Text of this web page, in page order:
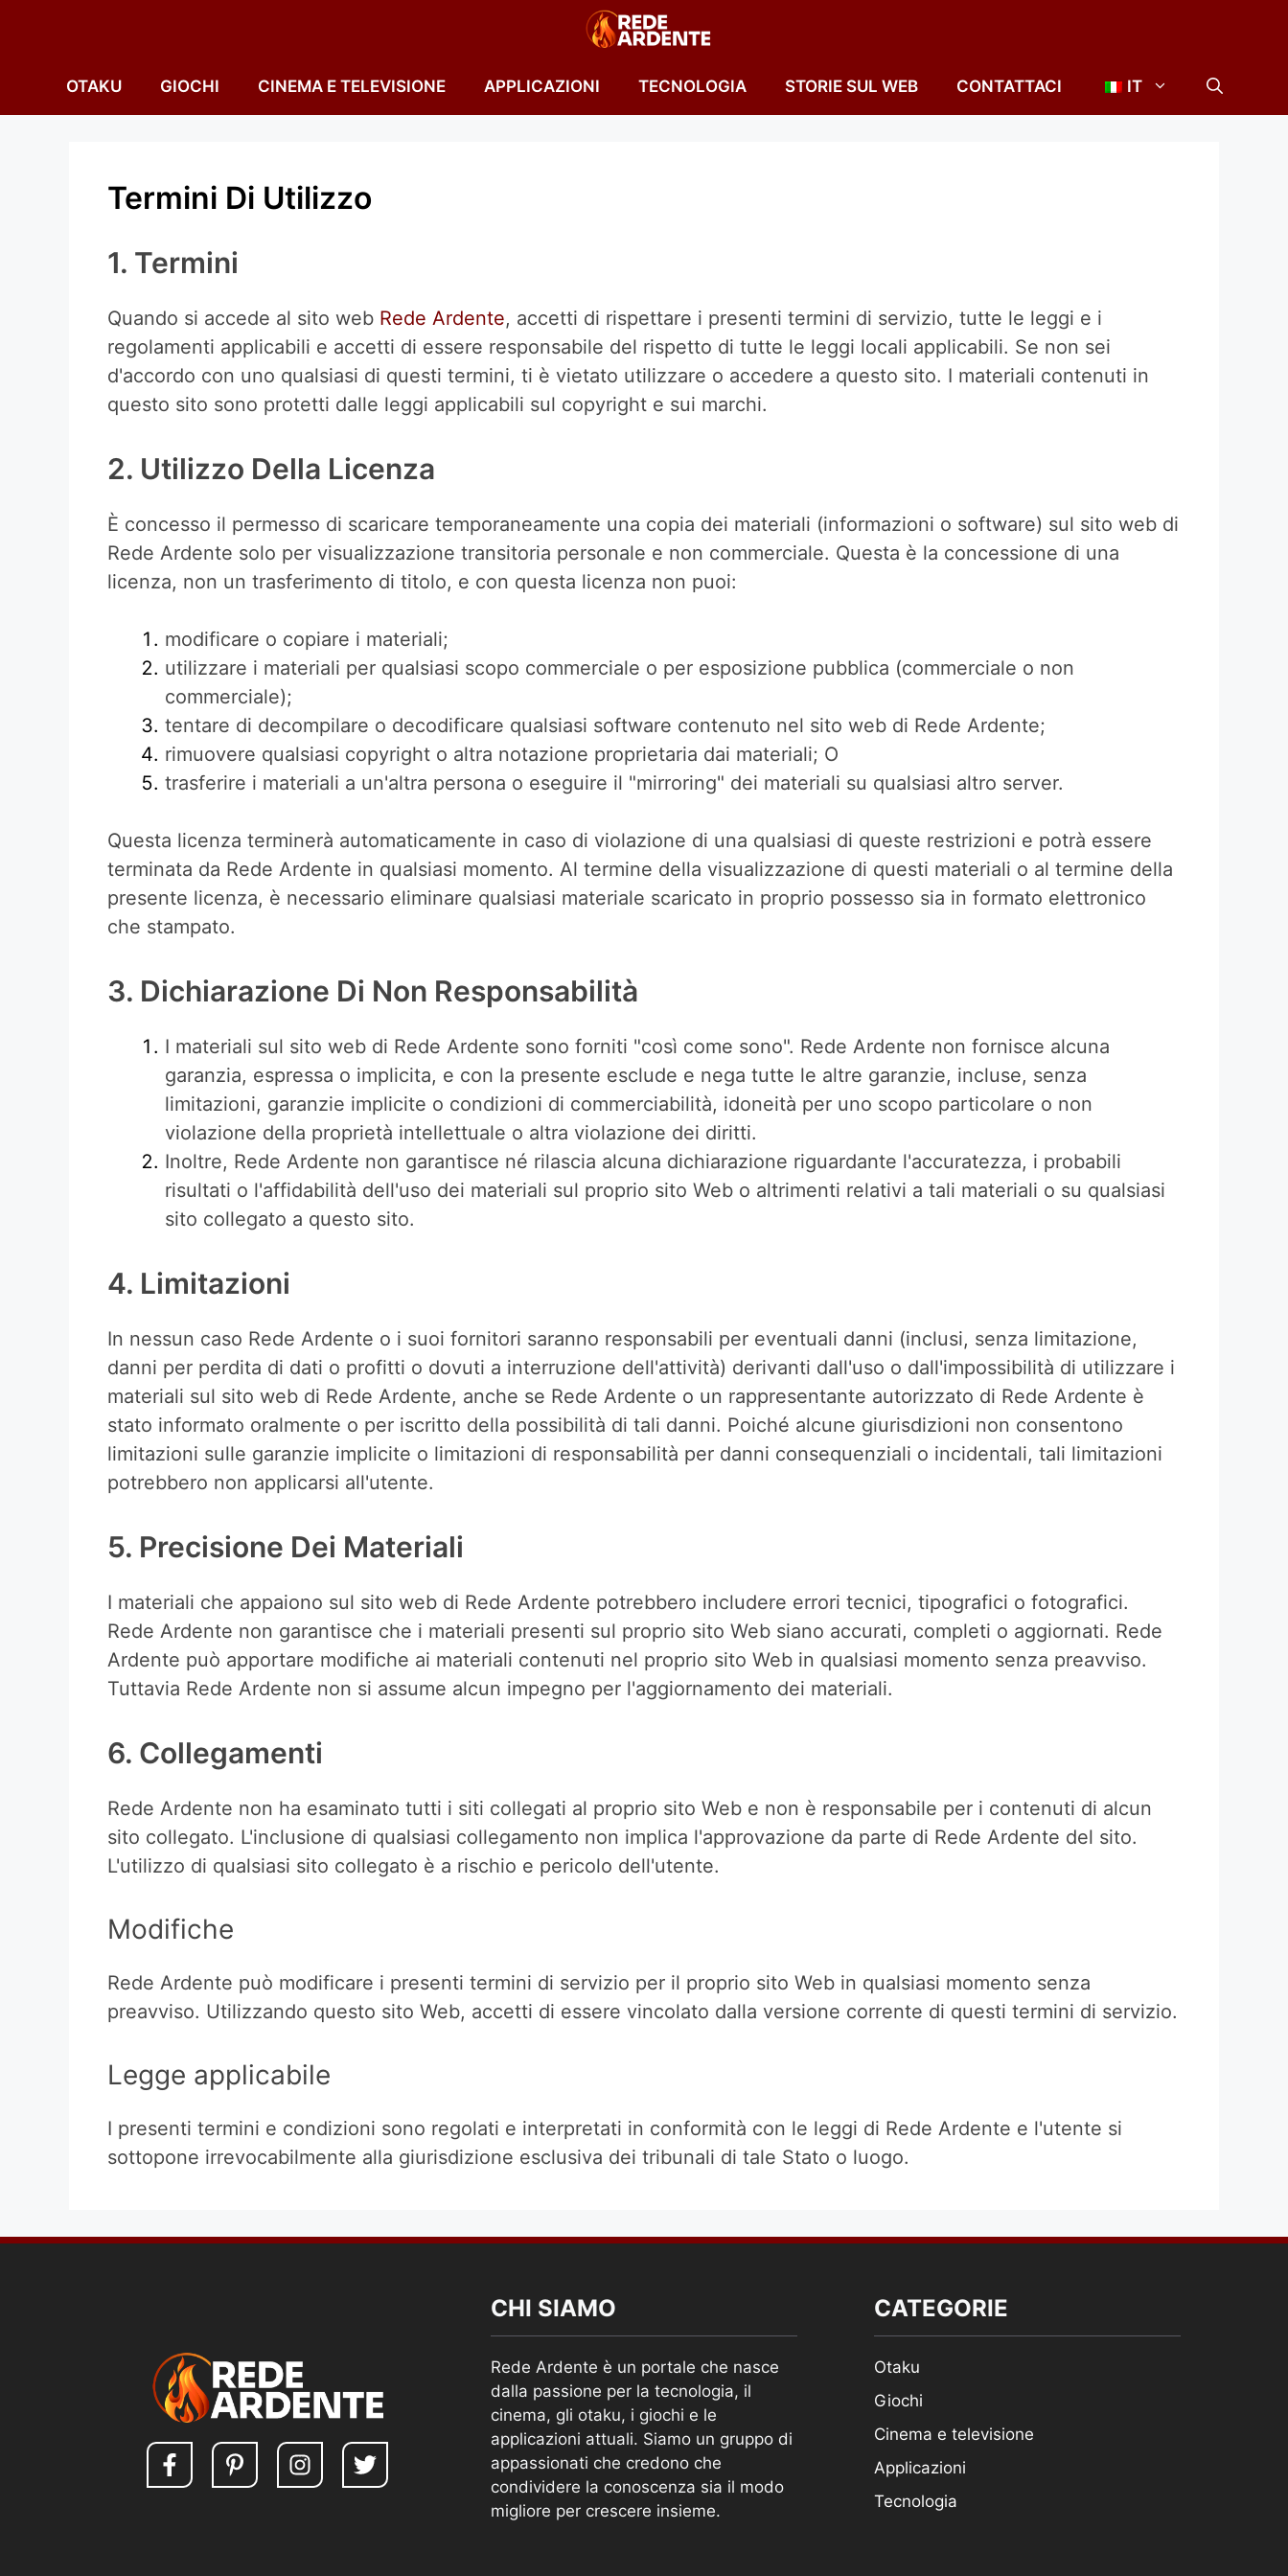
OTAKU GIOCHI CINEMA E TELEVISIONE APPLICAZIONI TECNOLOGIA STORIE SUL WEB CONTATTACI IT
Termini Di Utilizzo
1. Termini
Quando si accede al sito web Rede Ardente, accetti di rispettare i presenti termini di servizio, tutte le leggi e i
regolamenti applicabili e accetti di essere responsabile del rispetto di tutte le leggi locali applicabili. Se non sei
d'accordo con uno qualsiasi di questi termini, ti è vietato utilizzare o accedere a questo sito. I materiali contenuti in
questo sito sono protetti dalle leggi applicabili sul copyright e sui marchi.
2. Utilizzo Della Licenza
È concesso il permesso di scaricare temporaneamente una copia dei materiali (informazioni o software) sul sito web di
Rede Ardente solo per visualizzazione transitoria personale e non commerciale. Questa è la concessione di una
licenza, non un trasferimento di titolo, e con questa licenza non puoi:
modificare o copiare i materiali;
utilizzare i materiali per qualsiasi scopo commerciale o per esposizione pubblica (commerciale o non
commerciale);
tentare di decompilare o decodificare qualsiasi software contenuto nel sito web di Rede Ardente;
rimuovere qualsiasi copyright o altra notazione proprietaria dai materiali; O
trasferire i materiali a un'altra persona o eseguire il "mirroring" dei materiali su qualsiasi altro server.
Questa licenza terminerà automaticamente in caso di violazione di una qualsiasi di queste restrizioni e potrà essere
terminata da Rede Ardente in qualsiasi momento. Al termine della visualizzazione di questi materiali o al termine della
presente licenza, è necessario eliminare qualsiasi materiale scaricato in proprio possesso sia in formato elettronico
che stampato.
3. Dichiarazione Di Non Responsabilità
I materiali sul sito web di Rede Ardente sono forniti "così come sono". Rede Ardente non fornisce alcuna
garanzia, espressa o implicita, e con la presente esclude e nega tutte le altre garanzie, incluse, senza
limitazioni, garanzie implicite o condizioni di commerciabilità, idoneità per uno scopo particolare o non
violazione della proprietà intellettuale o altra violazione dei diritti.
Inoltre, Rede Ardente non garantisce né rilascia alcuna dichiarazione riguardante l'accuratezza, i probabili
risultati o l'affidabilità dell'uso dei materiali sul proprio sito Web o altrimenti relativi a tali materiali o su qualsiasi
sito collegato a questo sito.
4. Limitazioni
In nessun caso Rede Ardente o i suoi fornitori saranno responsabili per eventuali danni (inclusi, senza limitazione,
danni per perdita di dati o profitti o dovuti a interruzione dell'attività) derivanti dall'uso o dall'impossibilità di utilizzare i
materiali sul sito web di Rede Ardente, anche se Rede Ardente o un rappresentante autorizzato di Rede Ardente è
stato informato oralmente o per iscritto della possibilità di tali danni. Poiché alcune giurisdizioni non consentono
limitazioni sulle garanzie implicite o limitazioni di responsabilità per danni consequenziali o incidentali, tali limitazioni
potrebbero non applicarsi all'utente.
5. Precisione Dei Materiali
I materiali che appaiono sul sito web di Rede Ardente potrebbero includere errori tecnici, tipografici o fotografici.
Rede Ardente non garantisce che i materiali presenti sul proprio sito Web siano accurati, completi o aggiornati. Rede
Ardente può apportare modifiche ai materiali contenuti nel proprio sito Web in qualsiasi momento senza preavviso.
Tuttavia Rede Ardente non si assume alcun impegno per l'aggiornamento dei materiali.
6. Collegamenti
Rede Ardente non ha esaminato tutti i siti collegati al proprio sito Web e non è responsabile per i contenuti di alcun
sito collegato. L'inclusione di qualsiasi collegamento non implica l'approvazione da parte di Rede Ardente del sito.
L'utilizzo di qualsiasi sito collegato è a rischio e pericolo dell'utente.
Modifiche
Rede Ardente può modificare i presenti termini di servizio per il proprio sito Web in qualsiasi momento senza
preavviso. Utilizzando questo sito Web, accetti di essere vincolato dalla versione corrente di questi termini di servizio.
Legge applicabile
I presenti termini e condizioni sono regolati e interpretati in conformità con le leggi di Rede Ardente e l'utente si
sottopone irrevocabilmente alla giurisdizione esclusiva dei tribunali di tale Stato o luogo.
CHI SIAMO
Rede Ardente è un portale che nasce
dalla passione per la tecnologia, il
cinema, gli otaku, i giochi e le
applicazioni attuali. Siamo un gruppo di
appassionati che credono che
condividere la conoscenza sia il modo
migliore per crescere insieme.
CATEGORIE
Otaku
Giochi
Cinema e televisione
Applicazioni
Tecnologia